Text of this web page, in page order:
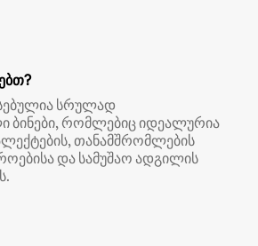
სრულად
ბინები, რომლებიც იდეალურია
თანამშრომლების
და სამუშაო ადგილის